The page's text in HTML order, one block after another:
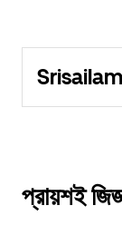
Srisailam
প্রায়শই